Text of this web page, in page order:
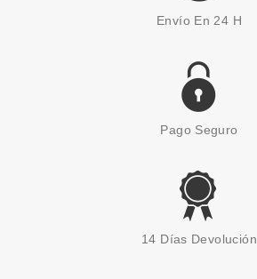
Envío En 24 H
Pago Seguro
14 Días Devolución